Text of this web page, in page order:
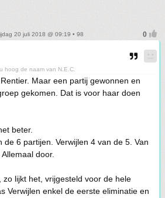
20 juli 2018 @ 09:19 • 98
hoog de naam van N.E.C.
Maar een partij gewonnen en
gekomen. Dat is voor haar doen
beter.
de 6 partijen. Verwijlen 4 van de 5. Van
door.
zo lijkt het, vrijgesteld voor de hele
Verwijlen enkel de eerste eliminatie en